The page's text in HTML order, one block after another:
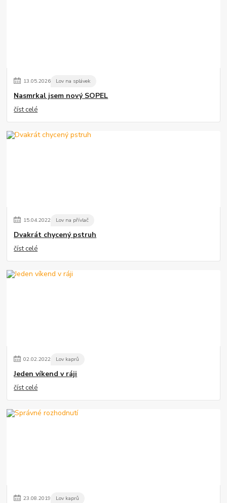
13.05.2026 Lov na splávek
Nasmrkal jsem nový SOPEL
číst celé
15.04.2022 Lov na přívlač
Dvakrát chycený pstruh
číst celé
02.02.2022 Lov kaprů
Jeden víkend v ráji
číst celé
23.08.2019 Lov kaprů